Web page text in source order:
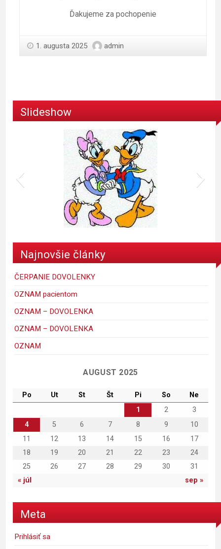
Ďakujeme za pochopenie
1. augusta 2025 admin
Slideshow
Maggie Simpson
mickey_mouse_walt_disney-1
porky-hrackyshop
Najnovšie články
ČERPANIE DOVOLENKY
OZNAM pacientom
OZNAM – DOVOLENKA
OZNAM – DOVOLENKA
OZNAM
AUGUST 2025
Po Ut St Št Pi So Ne
« júl sep »
1 2
3
4
5 6 7 8 9
10
11
12 13 14 15 16
17
18
19 20 21 22 23
24
25
26 27 28 29 30 31
Meta
Prihlásiť sa